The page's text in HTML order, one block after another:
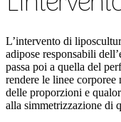
L’intervento di
adipose responsabili
passa poi a quella del
rendere le linee
delle proporzioni e
alla simmetrizzazione di